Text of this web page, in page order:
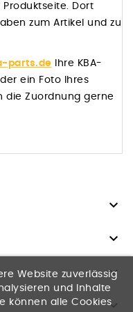
Dort
zum Artikel und zu
parts.de Ihre KBA-
ein Foto Ihres
die Zuordnung gerne




Website zuverlässig
und Inhalte
können alle Cookies